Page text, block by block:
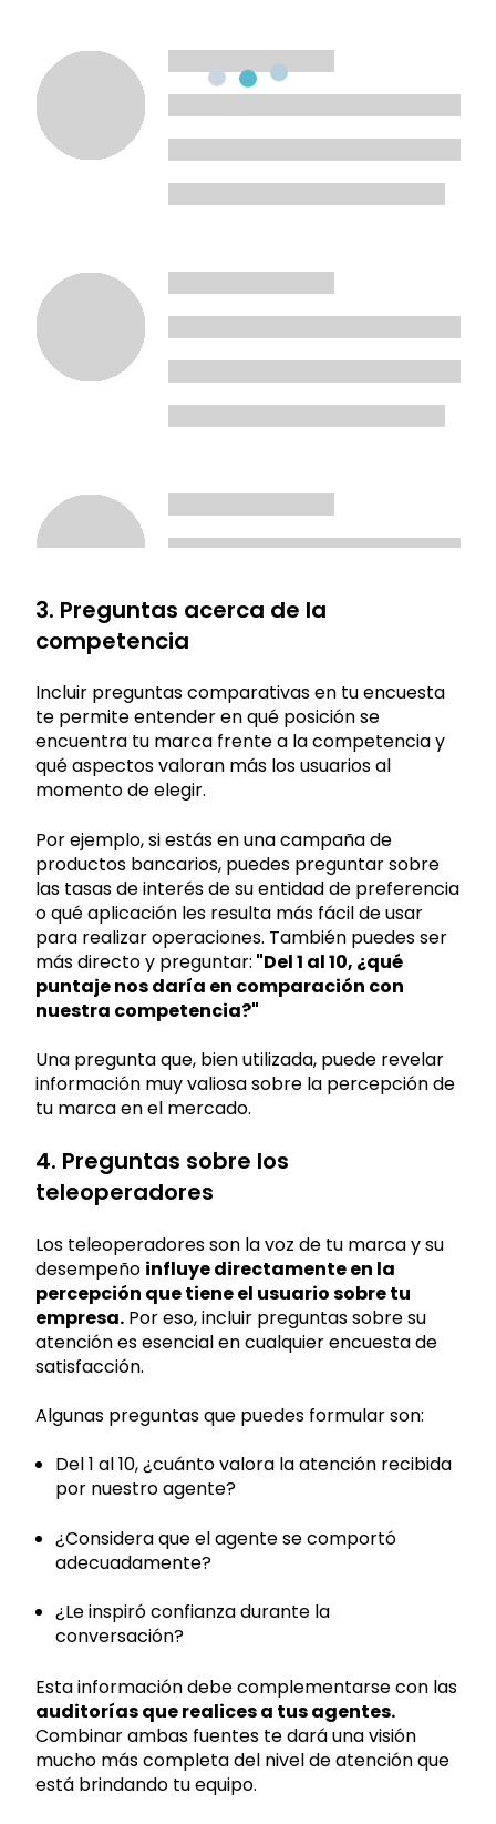
3. Preguntas acerca de la
competencia
Incluir preguntas comparativas en tu encuesta
te permite entender en qué posición se
encuentra tu marca frente a la competencia y
qué aspectos valoran más los usuarios al
momento de elegir.
Por ejemplo, si estás en una campaña de
productos bancarios, puedes preguntar sobre
las tasas de interés de su entidad de preferencia
o qué aplicación les resulta más fácil de usar
para realizar operaciones. También puedes ser
más directo y preguntar: "Del 1 al 10, ¿qué
puntaje nos daría en comparación con
nuestra competencia?"
Una pregunta que, bien utilizada, puede revelar
información muy valiosa sobre la percepción de
tu marca en el mercado.
4. Preguntas sobre los
teleoperadores
Los teleoperadores son la voz de tu marca y su
desempeño influye directamente en la
percepción que tiene el usuario sobre tu
empresa. Por eso, incluir preguntas sobre su
atención es esencial en cualquier encuesta de
satisfacción.
Algunas preguntas que puedes formular son:
Del 1 al 10, ¿cuánto valora la atención recibida
por nuestro agente?
¿Considera que el agente se comportó
adecuadamente?
¿Le inspiró confianza durante la
conversación?
Esta información debe complementarse con las
auditorías que realices a tus agentes.
Combinar ambas fuentes te dará una visión
mucho más completa del nivel de atención que
está brindando tu equipo.